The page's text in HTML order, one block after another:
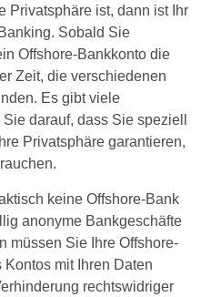
Privatsphäre ist, dann ist Ihr
Sobald Sie
Offshore-Bankkonto die
Zeit, die verschiedenen
Es gibt viele
darauf, dass Sie speziell
Privatsphäre garantieren,
keine Offshore-Bank
anonyme Bankgeschäfte
müssen Sie Ihre Offshore-
mit Ihren Daten
rechtswidriger